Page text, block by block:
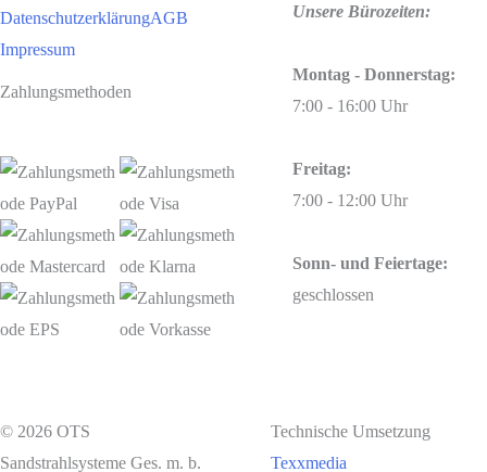
DatenschutzerklärungAGB
Impressum
Zahlungsmethoden
Unsere Bürozeiten:
Montag - Donnerstag:
7:00 - 16:00 Uhr
Freitag:
7:00 - 12:00 Uhr
Sonn- und Feiertage:
geschlossen
© 2026 OTS
Sandstrahlsysteme Ges. m. b.
Technische Umsetzung
Texxmedia